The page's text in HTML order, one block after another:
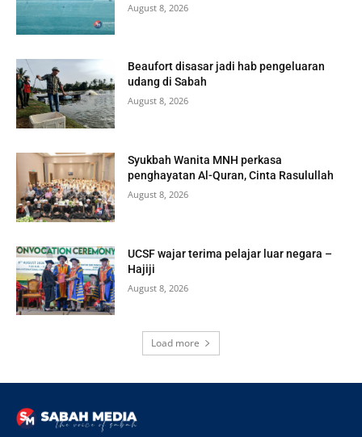
August 8, 2026
Beaufort disasar jadi hab pengeluaran
udang di Sabah
August 8, 2026
Syukbah Wanita MNH perkasa
penghayatan Al-Quran, Cinta Rasulullah
August 8, 2026
UCSF wajar terima pelajar luar negara –
Hajiji
August 8, 2026
Load more